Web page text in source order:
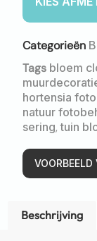
Categorieën
Tags bloem
hortensia
natuur
sering,tuin
Beschrijving